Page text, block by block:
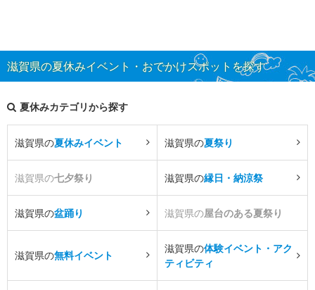
滋賀県の夏休みイベント・おでかけスポットを探す
夏休みカテゴリから探す
滋賀県の夏休みイベント 滋賀県の夏祭り
滋賀県の七夕祭り 滋賀県の縁日・納涼祭
滋賀県の盆踊り 滋賀県の屋台のある夏祭り
滋賀県の無料イベント
滋賀県の体験イベント・アク
ティビティ